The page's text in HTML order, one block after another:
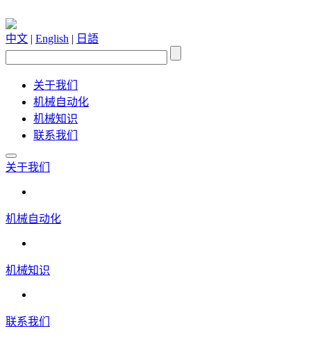
中文 | English | 日語
关于我们
机械自动化
机械知识
联系我们
关于我们
机械自动化
机械知识
联系我们